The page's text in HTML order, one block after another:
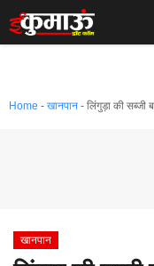
Skip
to
Home - खानपान - लिंगुड़ा की सब्जी
खानपान